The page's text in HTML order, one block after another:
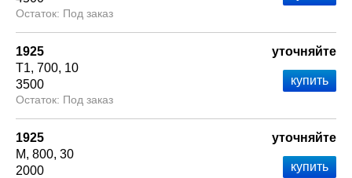
Под заказ
1925
Т1 700 10
3500
Под заказ
уточняйте
1925
М 800 30
2000
уточняйте